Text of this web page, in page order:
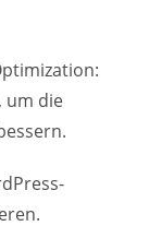
um die